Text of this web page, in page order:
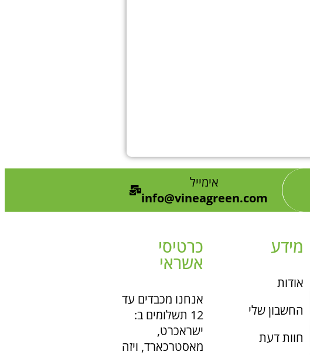
אימייל
info@vineagreen.com
מידע
אודות
החשבון שלי
חוות דעת
כרטיסי
אשראי
אנחנו מכבדים עד
12 תשלומים ב:
ישראכרט,
מאסטרכארד, ויזה